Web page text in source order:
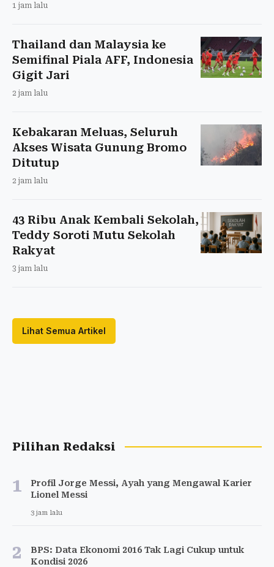
1 jam lalu
Thailand dan Malaysia ke
Semifinal Piala AFF, Indonesia
Gigit Jari
2 jam lalu
Kebakaran Meluas, Seluruh
Akses Wisata Gunung Bromo
Ditutup
2 jam lalu
43 Ribu Anak Kembali Sekolah,
Teddy Soroti Mutu Sekolah
Rakyat
3 jam lalu
Lihat Semua Artikel
Pilihan Redaksi
1
Profil Jorge Messi, Ayah yang Mengawal Karier
Lionel Messi
3 jam lalu
2
BPS: Data Ekonomi 2016 Tak Lagi Cukup untuk
Kondisi 2026